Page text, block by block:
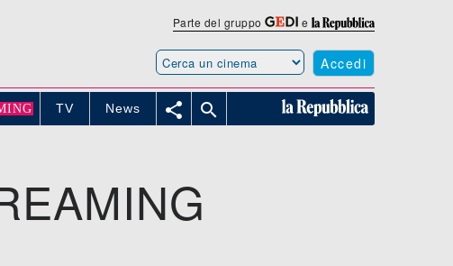
Parte del gruppo e
Accedi
TV News  